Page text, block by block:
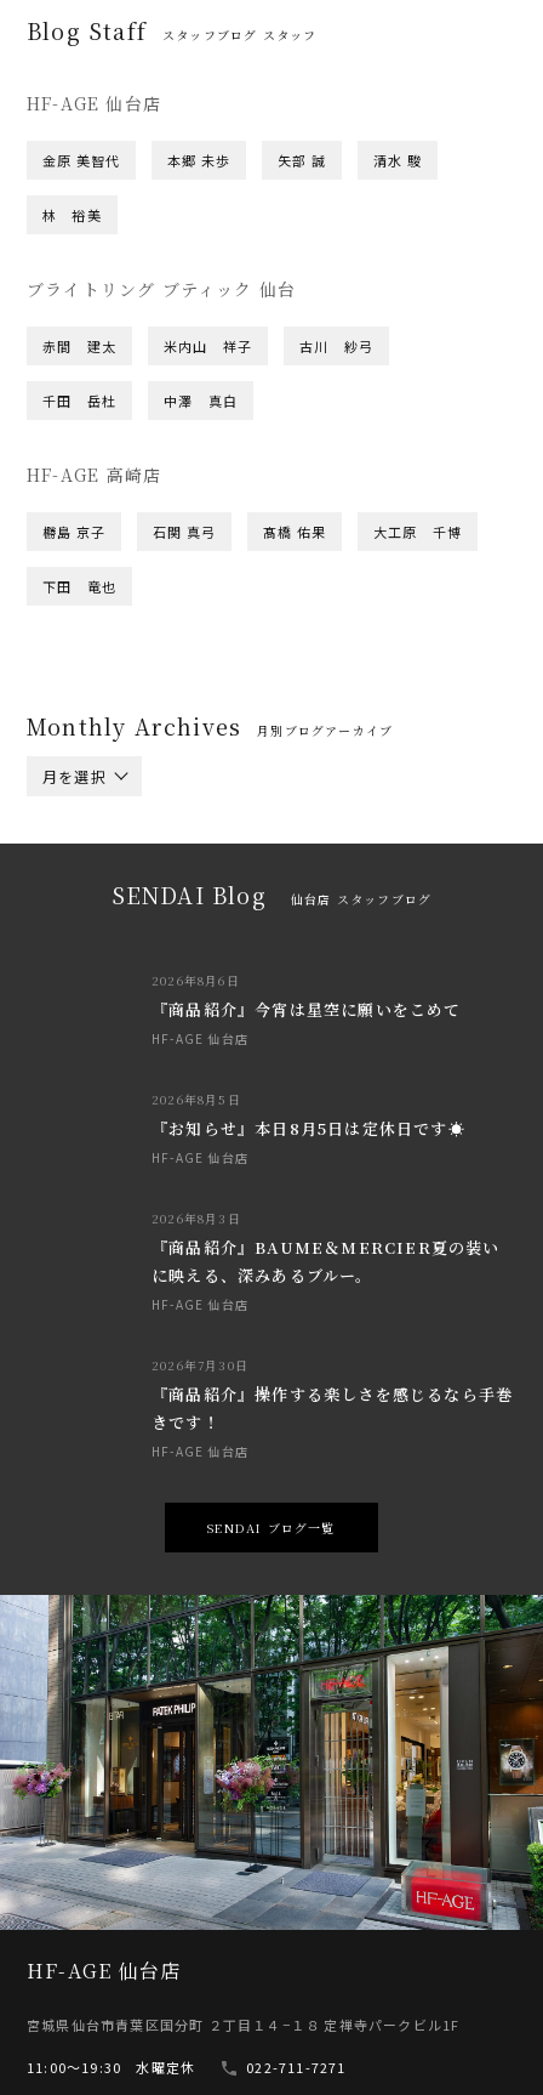
Blog Staff スタッフブログ スタッフ
HF-AGE 仙台店
金原 美智代 本郷 未歩 矢部 誠 清水 駿
林 裕美
ブライトリング ブティック 仙台
赤間 建太 米内山 祥子 古川 紗弓
千田 岳杜 中澤 真白
HF-AGE 高崎店
橳島 京子 石関 真弓 髙橋 佑果 大工原 千博
下田 竜也
Monthly Archives 月別ブログアーカイブ
月を選択
SENDAI Blog 仙台店 スタッフブログ
2026年8月6日
『商品紹介』今宵は星空に願いをこめて
HF-AGE 仙台店
2026年8月5日
『お知らせ』本日8月5日は定休日です☀
HF-AGE 仙台店
2026年8月3日
『商品紹介』BAUME＆MERCIER夏の装い
に映える、深みあるブルー。
HF-AGE 仙台店
2026年7月30日
『商品紹介』操作する楽しさを感じるなら手巻
きです！
HF-AGE 仙台店
SENDAI ブログ一覧
HF-AGE 仙台店
宮城県仙台市青葉区国分町 ２丁目１４−１８ 定禅寺パークビル1F
11:00〜19:30 水曜定休
022-711-7271